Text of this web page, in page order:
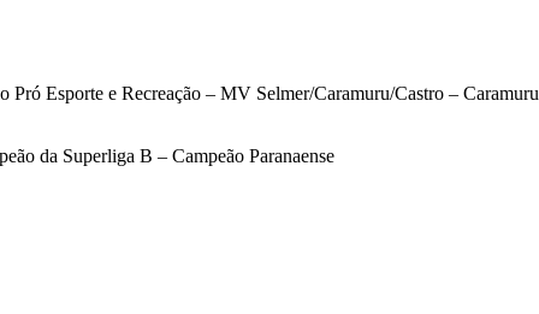
Esporte e Recreação – MV Selmer/Caramuru/Castro –
da Superliga B – Campeão Paranaense